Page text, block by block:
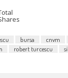
bursa cnvm
robert turcescu